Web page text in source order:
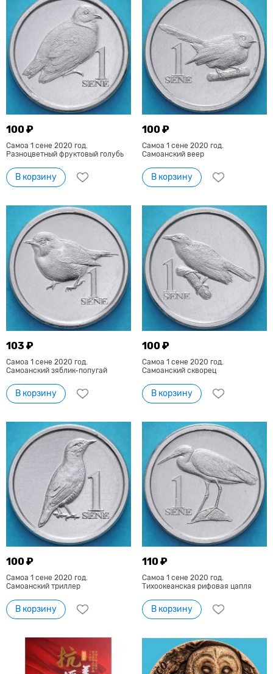
100 ₽
Самоа 1 сене 2020 год.
Разноцветный фруктовый голубь
В корзину
100 ₽
Самоа 1 сене 2020 год.
Самоанский веер
В корзину
103 ₽
Самоа 1 сене 2020 год.
Самоанский зяблик-попугай
В корзину
100 ₽
Самоа 1 сене 2020 год.
Самоанский скворец
В корзину
100 ₽
Самоа 1 сене 2020 год.
Самоанский триллер
В корзину
110 ₽
Самоа 1 сене 2020 год.
Тихоокеанская рифовая цапля
В корзину